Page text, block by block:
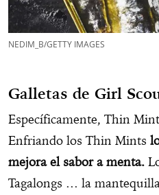
NEDIM_B/GETTY IMAGES
Galletas de Girl
Específicamente, Thin
Enfriando los Thin Mints
mejora el sabor a menta.
Tagalongs … la